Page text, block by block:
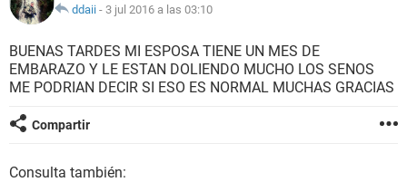
NUTRICIÓN
BIENESTAR
ddaii - 3 jul 2016 a las 03:10
BUENAS TARDES MI ESPOSA TIENE UN MES DE
EMBARAZO Y LE ESTAN DOLIENDO MUCHO LOS SENOS
ME PODRIAN DECIR SI ESO ES NORMAL MUCHAS GRACIAS
Compartir
Consulta también: